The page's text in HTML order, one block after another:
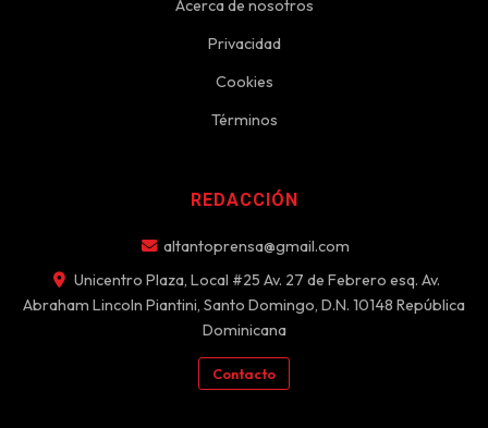
Acerca de nosotros
Privacidad
Cookies
Términos
REDACCIÓN
altantoprensa@gmail.com
Unicentro Plaza, Local #25 Av. 27 de Febrero esq. Av.
Abraham Lincoln Piantini, Santo Domingo, D.N. 10148 República
Dominicana
Contacto